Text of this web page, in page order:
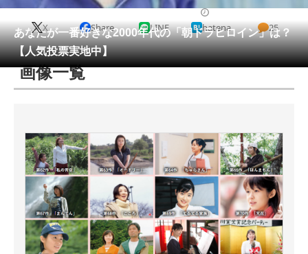
リサーチ
会員記事
メディア
注目記事を集めた総合ページ
スマホと通信の最新トレンド
進化するPCとデバイスの未来
好きが集まる 比べて選べる
ビジネスと働き方のヒント
あなたが一番好きな2000年代の「朝ドラヒロイン」は？
【人気投票実地中】
X Share LINE hatena 25
画像一覧